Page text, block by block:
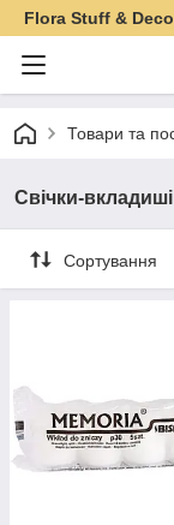
Flora Stuff &
Товари та
Свічки-вкладиші
Сортування